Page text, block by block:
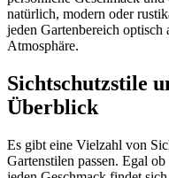
natürlich, modern oder
jeden Gartenbereich
Atmosphäre.
Sichtschutzstile
Überblick
Es gibt eine Vielzahl von
Gartenstilen passen. Egal